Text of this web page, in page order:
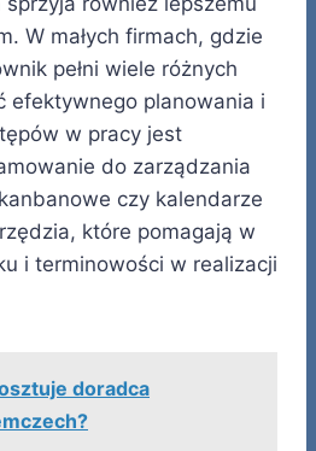
W małych firmach, gdzie
pełni wiele różnych
efektywnego planowania i
w pracy jest
do zarządzania
czy kalendarze
które pomagają w
i terminowości w realizacji
doradca